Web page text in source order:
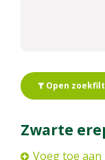
Open
Zwarte
Voeg toe